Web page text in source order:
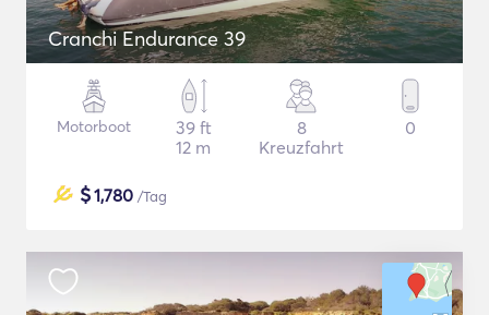
Cranchi Endurance 39
Motorboot
39 ft
12 m
8
Kreuzfahrt
0
$1,780 /Tag